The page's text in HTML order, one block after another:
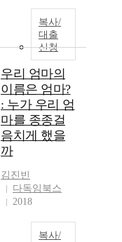
복사/
대출
신청
우리 엄마의
이름은 엄마?
: 누가 우리 엄
마를 종종걸
음치게 했을
까
김진빈
다독임북스
2018
복사/